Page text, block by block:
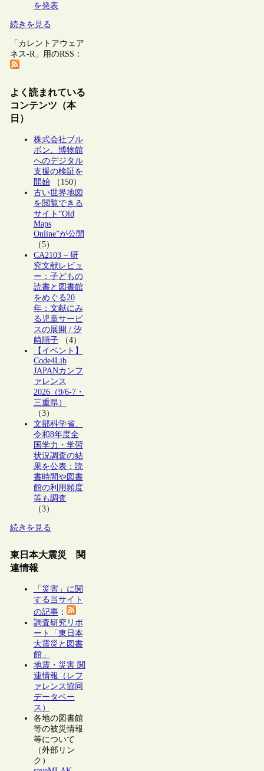
を発表
続きを見る
「カレントアウェア
ネス-R」用のRSS：
よく読まれている
コンテンツ（本
日）
株式会社ブル
ボン、博物館
へのデジタル
支援の検証を
開始（150）
古い世界地図
を閲覧できる
サイト“Old
Maps
Online”が公開
（5）
CA2103 – 研
究文献レビュ
ー：子どもの
読書と図書館
をめぐる20
年：文献にみ
る児童サービ
スの展開 / 汐
﨑順子（4）
【イベント】
Code4Lib
JAPANカンフ
ァレンス
2026（9/6-7・
三重県）
（3）
文部科学省、
令和8年度全
国学力・学習
状況調査の結
果を公表：読
書時間や図書
館の利用頻度
等も調査
（3）
続きを見る
東日本大震災 関
連情報
「災害」に関
する当サイト
の記事：
調査研究リポ
ート「東日本
大震災と図書
館」
地震・災害 関
連情報（レフ
ァレンス協同
データベー
ス）
各地の図書館
等の被災情報
等について
（外部リン
ク）